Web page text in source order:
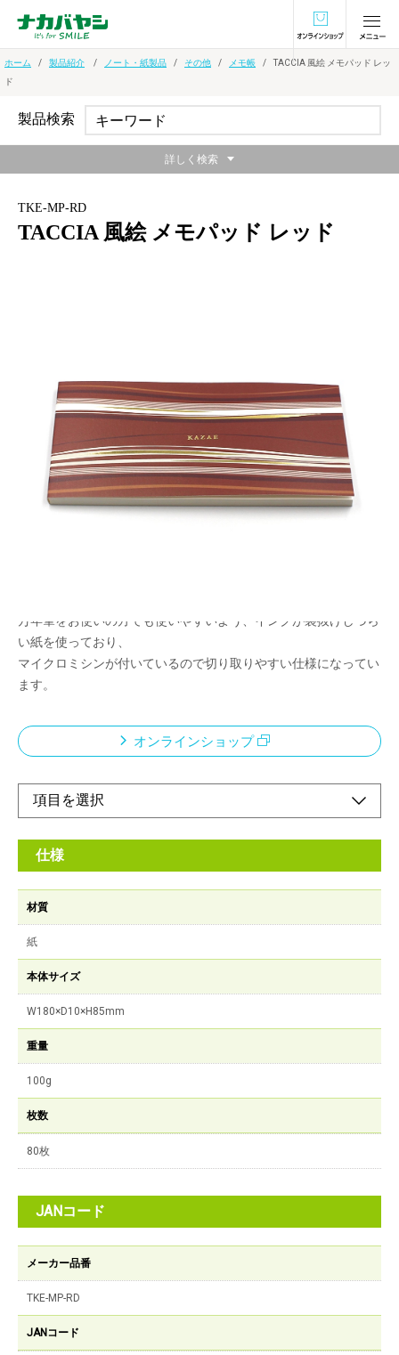
オンラインショ
ホーム 製品紹介 ノート・紙製品 その他 メモ帳
TACCIA 風絵 メモパッド レッ
ド
TKE-MP-RD
TACCIA 風絵 メモパッド レッド
メモやちょっとしたメッセージ、ミニレターなど
さまざまなシーンで使えるマルチメモパッド
メーカー希望小売価格：
¥680+ 税
風絵の特徴でもある風をイメージした縞模様を表紙にプリントし
万年筆をお使いの方でも使いやすいよう、インクが裏抜けしづら
い紙を使っており、
マイクロミシンが付いているので切り取りやすい仕様になってい
ます。
オンラインショップ
仕様
材質
紙
本体サイズ
W180×D10×H85mm
重量
100g
枚数
80枚
JANコード
メーカー品番
TKE-MP-RD
JANコード
製品検索
詳しく検索